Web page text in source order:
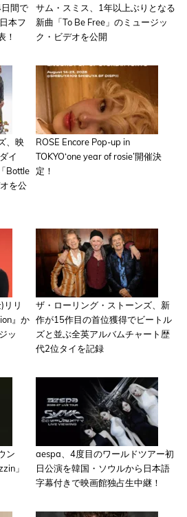
間で
本フ
！
サム・スミス、1年以上ぶりとなる
新曲「To Be Free」のミュージッ
ク・ビデオを公開
、映
イ
Bottle
を公
ROSE Encore Pop-up in
TOKYO‘one year of rosie’開催決
定！
リリ
』か
ッ
ザ・ローリング・ストーンズ、新
作が15作目の首位獲得でビートル
ズと並ぶ全英アルバムチャート歴
代2位タイを記録
ン
」
aespa、4度目のワールドツアー初
日公演を韓国・ソウルから日本語
字幕付きで映画館独占生中継！